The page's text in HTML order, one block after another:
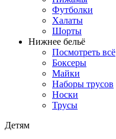
Футболки
Халаты
Шорты
Нижнее бельё
Посмотреть всё
Боксеры
Майки
Наборы трусов
Носки
Трусы
Детям